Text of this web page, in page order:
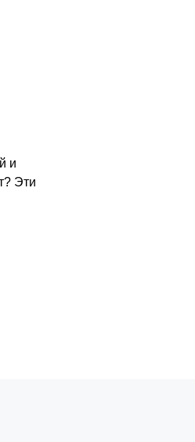
и
Эти